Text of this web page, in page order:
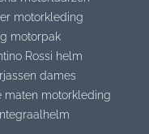
motorkleding
motorpak
Rossi helm
dames
maten motorkleding